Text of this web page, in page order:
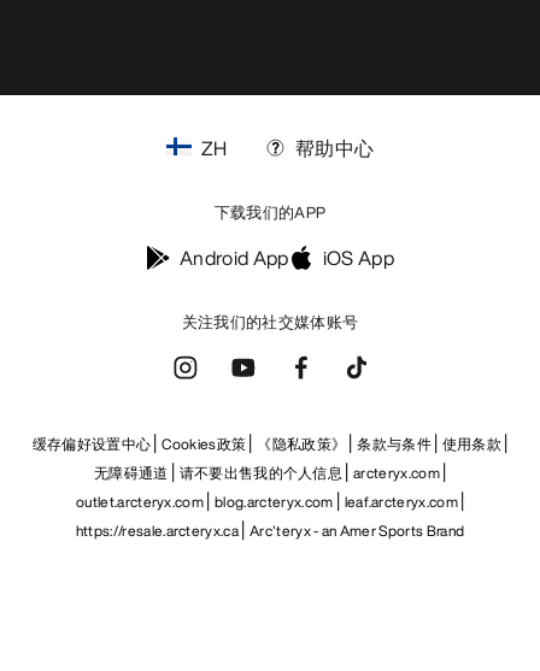
关注我们的社交媒体账号
ZH 帮助中心
下载我们的APP
Android App iOS App
缓存偏好设置中心 Cookies政策 《隐私政策》 条款与条件 使用条款
无障碍通道
请不要出售我的个人信息 arcteryx.com
outlet.arcteryx.com blog.arcteryx.com leaf.arcteryx.com
https://resale.arcteryx.ca Arc'teryx - an Amer Sports Brand